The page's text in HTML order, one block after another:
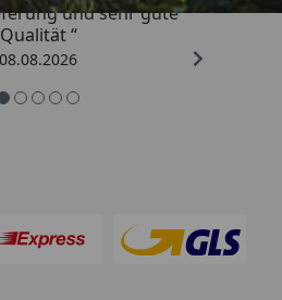
und sehr gute
Qualität “
08.08.2026